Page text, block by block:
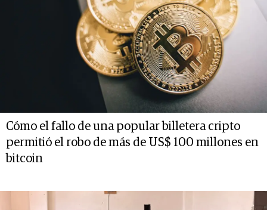
Cómo el fallo de una popular billetera cripto
permitió el robo de más de US$ 100 millones en
bitcoin